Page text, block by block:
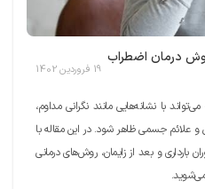
درمان اضطراب
19 فروردین 1402
با نشانه‌هایی مانند نگرانی مداوم،
علائم جسمی ظاهر شود. در این مقاله با
بارداری و بعد از زایمان، روش‌های درمانی